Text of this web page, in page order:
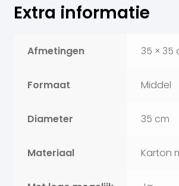
Extra informatie
Afmetingen 35 × 35
Formaat Middel
Diameter 35 cm
Materiaal Karton